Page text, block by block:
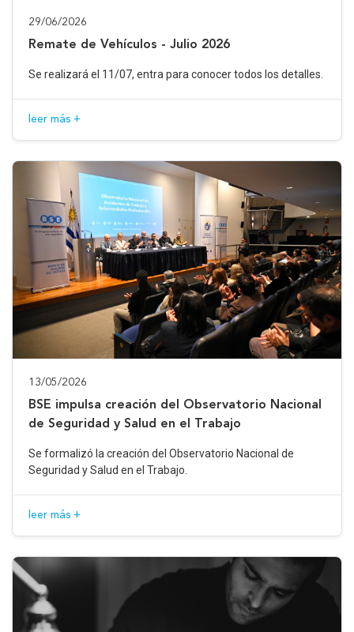
29/06/2026
Remate de Vehículos - Julio 2026
Se realizará el 11/07, entra para conocer todos los detalles.
leer más +
13/05/2026
BSE impulsa creación del Observatorio Nacional
de Seguridad y Salud en el Trabajo
Se formalizó la creación del Observatorio Nacional de
Seguridad y Salud en el Trabajo.
leer más +